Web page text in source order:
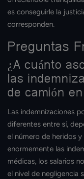
es conseguirle la
corresponden.
Preguntas
¿A cuánto
las
de camión
Las indemnizaciones
diferentes entre sí,
el número de heridos
enormemente las
médicas, los salarios
el nivel de negligencia